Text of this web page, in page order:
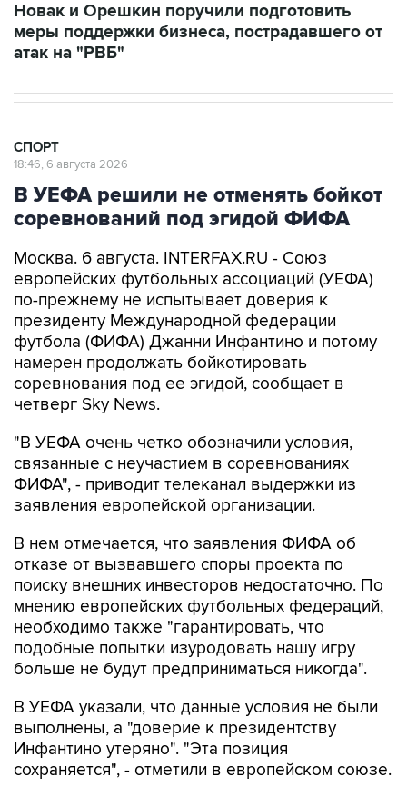
Новак и Орешкин поручили подготовить
меры поддержки бизнеса, пострадавшего от
атак на "РВБ"
СПОРТ
18:46, 6 августа 2026
В УЕФА решили не отменять бойкот
соревнований под эгидой ФИФА
Москва. 6 августа. INTERFAX.RU - Союз
европейских футбольных ассоциаций (УЕФА)
по-прежнему не испытывает доверия к
президенту Международной федерации
футбола (ФИФА) Джанни Инфантино и потому
намерен продолжать бойкотировать
соревнования под ее эгидой, сообщает в
четверг Sky News.
"В УЕФА очень четко обозначили условия,
связанные с неучастием в соревнованиях
ФИФА", - приводит телеканал выдержки из
заявления европейской организации.
В нем отмечается, что заявления ФИФА об
отказе от вызвавшего споры проекта по
поиску внешних инвесторов недостаточно. По
мнению европейских футбольных федераций,
необходимо также "гарантировать, что
подобные попытки изуродовать нашу игру
больше не будут предприниматься никогда".
В УЕФА указали, что данные условия не были
выполнены, а "доверие к президентству
Инфантино утеряно". "Эта позиция
сохраняется", - отметили в европейском союзе.